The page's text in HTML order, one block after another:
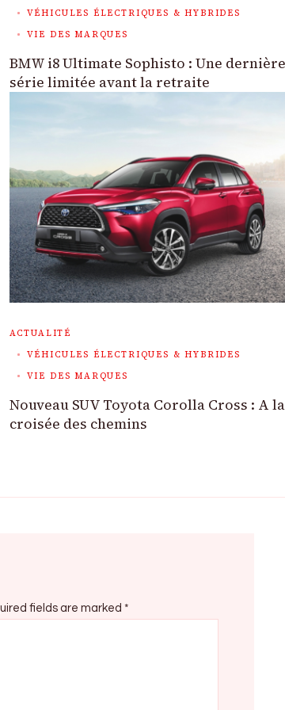
VÉHICULES ÉLECTRIQUES & HYBRIDES
VIE DES MARQUES
BMW i8 Ultimate Sophisto : Une dernière
série limitée avant la retraite
ACTUALITÉ
VÉHICULES ÉLECTRIQUES & HYBRIDES
VIE DES MARQUES
Nouveau SUV Toyota Corolla Cross : A la
croisée des chemins
fields are marked *